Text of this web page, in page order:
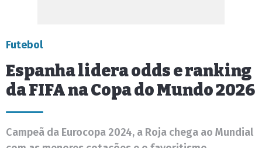
Futebol
Espanha lidera odds e ranking
da FIFA na Copa do Mundo 2026
Campeã da Eurocopa 2024, a Roja chega ao Mundial